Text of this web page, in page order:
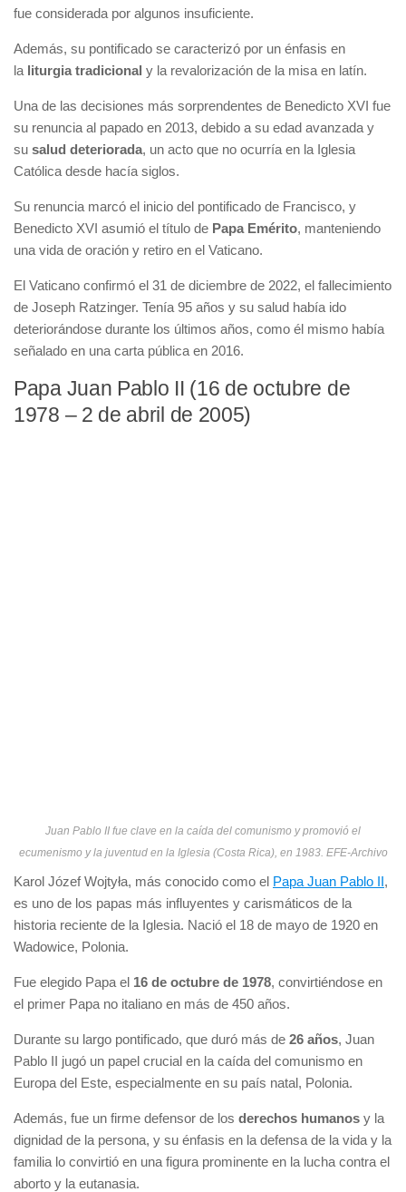
fue considerada por algunos insuficiente.
Además, su pontificado se caracterizó por un énfasis en
la liturgia tradicional y la revalorización de la misa en latín.
Una de las decisiones más sorprendentes de Benedicto XVI fue
su renuncia al papado en 2013, debido a su edad avanzada y
su salud deteriorada, un acto que no ocurría en la Iglesia
Católica desde hacía siglos.
Su renuncia marcó el inicio del pontificado de Francisco, y
Benedicto XVI asumió el título de Papa Emérito, manteniendo
una vida de oración y retiro en el Vaticano.
El Vaticano confirmó el 31 de diciembre de 2022, el fallecimiento
de Joseph Ratzinger. Tenía 95 años y su salud había ido
deteriorándose durante los últimos años, como él mismo había
señalado en una carta pública en 2016.
Papa Juan Pablo II (16 de octubre de
1978 – 2 de abril de 2005)
Juan Pablo II fue clave en la caída del comunismo y promovió el
ecumenismo y la juventud en la Iglesia (Costa Rica), en 1983. EFE-Archivo
Karol Józef Wojtyła, más conocido como el Papa Juan Pablo II,
es uno de los papas más influyentes y carismáticos de la
historia reciente de la Iglesia. Nació el 18 de mayo de 1920 en
Wadowice, Polonia.
Fue elegido Papa el 16 de octubre de 1978, convirtiéndose en
el primer Papa no italiano en más de 450 años.
Durante su largo pontificado, que duró más de 26 años, Juan
Pablo II jugó un papel crucial en la caída del comunismo en
Europa del Este, especialmente en su país natal, Polonia.
Además, fue un firme defensor de los derechos humanos y la
dignidad de la persona, y su énfasis en la defensa de la vida y la
familia lo convirtió en una figura prominente en la lucha contra el
aborto y la eutanasia.